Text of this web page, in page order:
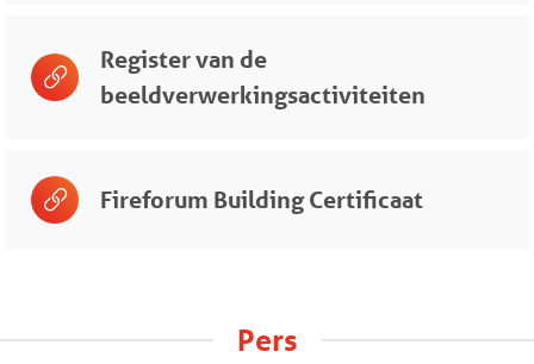
Register van de
beeldverwerkingsactiviteiten
Fireforum Building Certificaat
Pers